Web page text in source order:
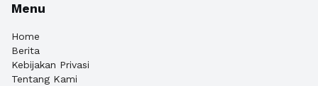
Menu
Home
Berita
Kebijakan Privasi
Tentang Kami